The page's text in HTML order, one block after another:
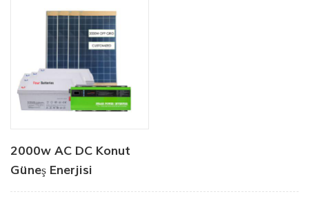
2000w AC DC Konut
Güneş Enerjisi
Çözümleri